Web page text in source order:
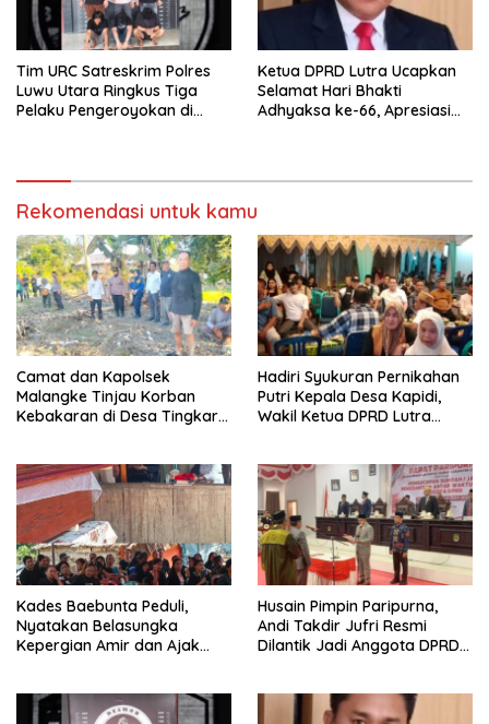
Tim URC Satreskrim Polres
Luwu Utara Ringkus Tiga
Pelaku Pengeroyokan di
Ketua DPRD Lutra Ucapkan
Selamat Hari Bhakti
Adhyaksa ke-66, Apresiasi
Rekomendasi untuk kamu
Camat dan Kapolsek
Malangke Tinjau Korban
Kebakaran di Desa Tingkara,
Hadiri Syukuran Pernikahan
Putri Kepala Desa Kapidi,
Wakil Ketua DPRD Lutra
Kades Baebunta Peduli,
Nyatakan Belasungka
Kepergian Amir dan Ajak
Husain Pimpin Paripurna,
Andi Takdir Jufri Resmi
Dilantik Jadi Anggota DPRD